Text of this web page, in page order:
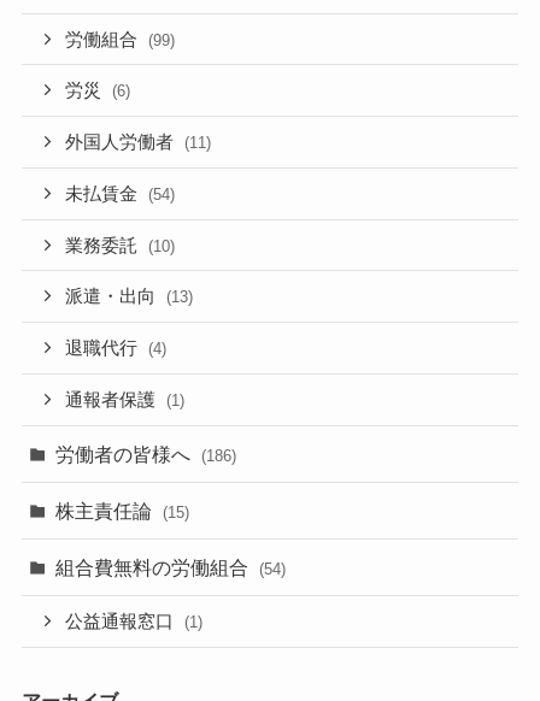
労働組合 (99)
労災 (6)
外国人労働者 (11)
未払賃金 (54)
業務委託 (10)
派遣・出向 (13)
退職代行 (4)
通報者保護 (1)
労働者の皆様へ (186)
株主責任論 (15)
組合費無料の労働組合 (54)
公益通報窓口 (1)